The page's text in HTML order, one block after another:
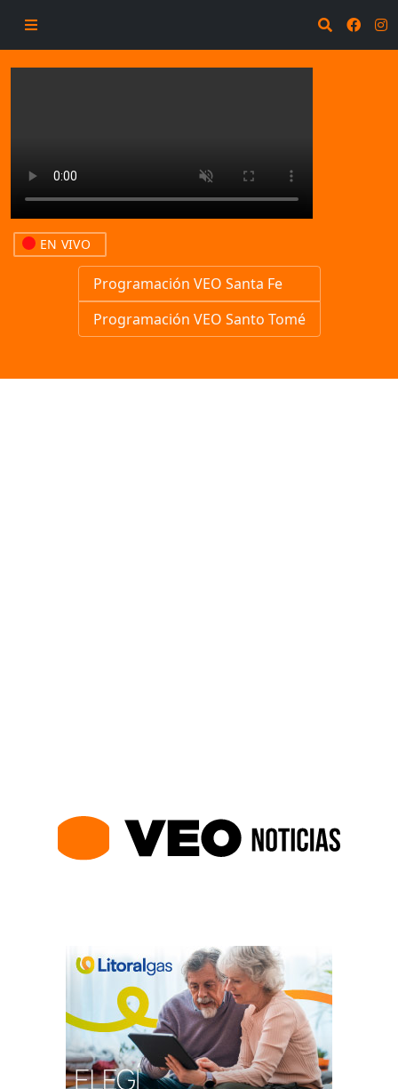
EN VIVO
Programación VEO Santa Fe
Programación VEO Santo Tomé